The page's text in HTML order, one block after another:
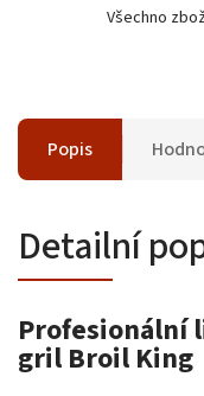
Všechno
Popis
Detailní
Profesionální
gril Broil King